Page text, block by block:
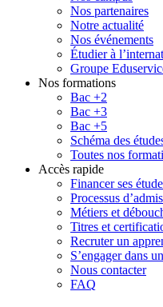
Nos partenaires
Notre actualité
Nos événements
Étudier à
Groupe
Nos formations
Bac +2
Bac +3
Bac +5
Schéma des
Toutes nos
Accès rapide
Financer ses
Processus
Métiers et
Titres et
Recruter un
S’engager dans
Nous contacter
FAQ